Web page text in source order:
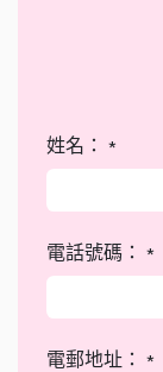
姓名： *
電話號碼： *
電郵地址： *